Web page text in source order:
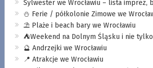
Sylwester we Wrocławiu – lista imprez,
⛄️ Ferie / półkolonie Zimowe we
⛱️ Plaże i beach bary we Wrocławiu
⛺️Weekend na Dolnym Śląsku i nie tylko
🔮 Andrzejki we Wrocławiu
📍 Atrakcje we Wrocławiu